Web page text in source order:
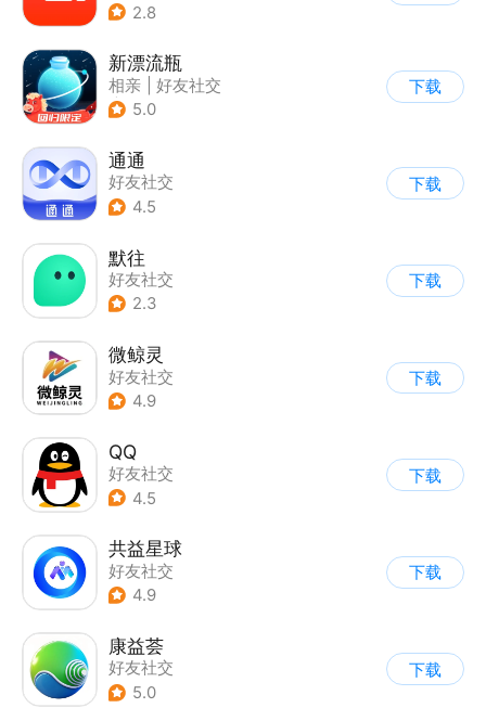
2.8
新漂流瓶
相亲
好友社交
| 匿名/陌生人
5.0
下载
通通
好友社交
4.5
下载
默往
好友社交
2.3
下载
微鲸灵
好友社交
4.9
下载
QQ
好友社交
4.5
下载
共益星球
好友社交
4.9
下载
康益荟
好友社交
5.0
下载